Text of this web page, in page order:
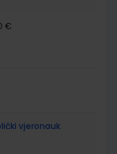
€
vjeronauk